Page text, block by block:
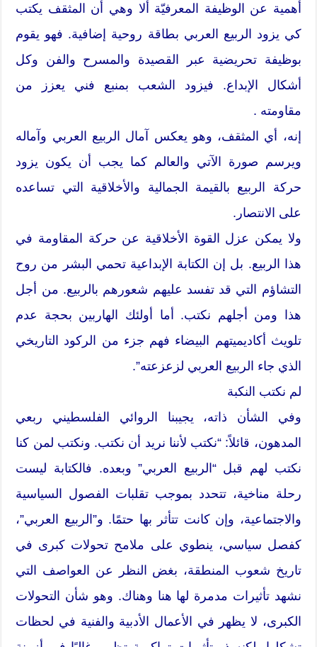
أهمية عن الوظيفة المعرفيّة ألا وهي أن المثقف يكتب
كي يزود الربيع العربي بطاقة روحية إضافية. فهو يقوم
بوظيفة تحريضية عبر القصيدة والمسرح والفن وكل
أشكال الإبداع. فيزود الشعب بمنبع فني يعزز من
مقاومته .
إنه، أي المثقف، وهو يعكس آمال الربيع العربي وآماله
ويرسم صورة الآتي والعالم كما يجب أن يكون يزود
حركة الربيع بالقيمة الجمالية والأخلاقية التي تساعده
على الانتصار.
ولا يمكن عزل القوة الأخلاقية عن حركة المقاومة في
هذا الربيع. بل إن الكتابة الإبداعية تحمي البشر من روح
التشاؤم التي قد تفسد عليهم شعورهم بالربيع. من أجل
هذا ومن أجلهم نكتب. أما أولئك الهاربين بحجة عدم
تلويث أكاديميتهم البيضاء فهم جزء من الركود التاريخي
الذي جاء الربيع العربي لزعزعته”.
لم نكتب النكبة
وفي الشأن ذاته، يجيبنا الروائي الفلسطيني ربعي
المدهون، قائلاً: “نكتب لأننا نريد أن نكتب. ونكتب لمن كنا
نكتب لهم قبل “الربيع العربي” وبعده. فالكتابة ليست
رحلة مناخية، تتحدد بموجب تقلبات الفصول السياسية
والاجتماعية، وإن كانت تتأثر بها حتمًا. و”الربيع العربي”،
كفصل سياسي، ينطوي على ملامح تحولات كبرى في
تاريخ شعوب المنطقة، بغض النظر عن العواصف التي
نشهد تأثيرات مدمرة لها هنا وهناك. وهو شأن التحولات
الكبرى، لا يظهر في الأعمال الأدبية والفنية في لحظات